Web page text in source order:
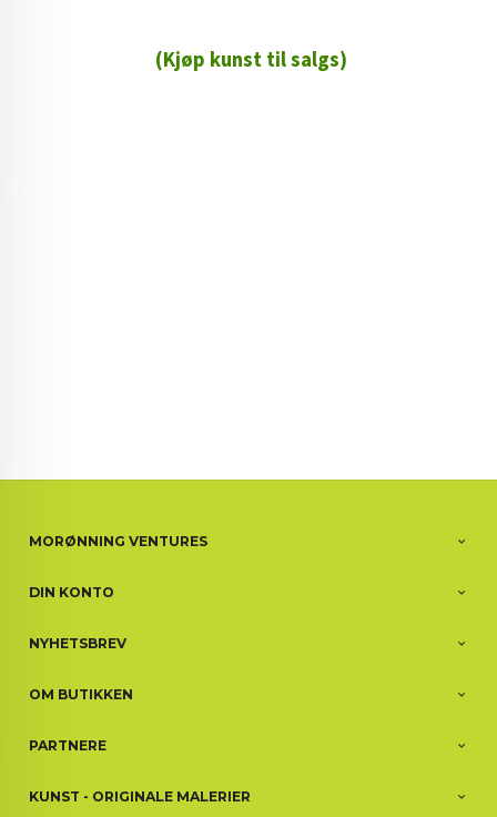
(Kjøp kunst til salgs)
MORØNNING VENTURES
DIN KONTO
NYHETSBREV
OM BUTIKKEN
PARTNERE
KUNST - ORIGINALE MALERIER